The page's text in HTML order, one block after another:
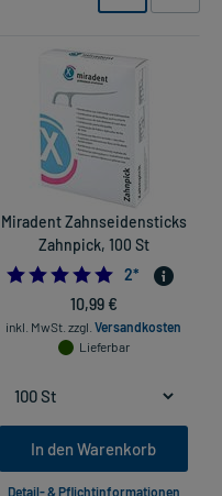
Miradent Zahnseidensticks
Zahnpick, 100 St
5.0
2*
10,99 €
inkl. MwSt. zzgl. Versandkosten
Lieferbar
In den Warenkorb
Detail- & Pflichtinformationen